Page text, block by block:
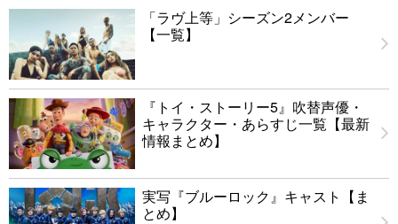
「ラヴ上等」シーズン2メンバー
【一覧】
『トイ・ストーリー5』吹替声優・
キャラクター・あらすじ一覧【最新
情報まとめ】
実写『ブルーロック』キャスト【ま
とめ】